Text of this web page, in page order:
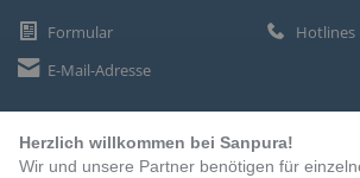
Formular
Hotlines
E-Mail-Adresse
ZAHLUNGSARTEN
Herzlich willkommen bei Sanpura!
Wir und unsere Partner benötigen für